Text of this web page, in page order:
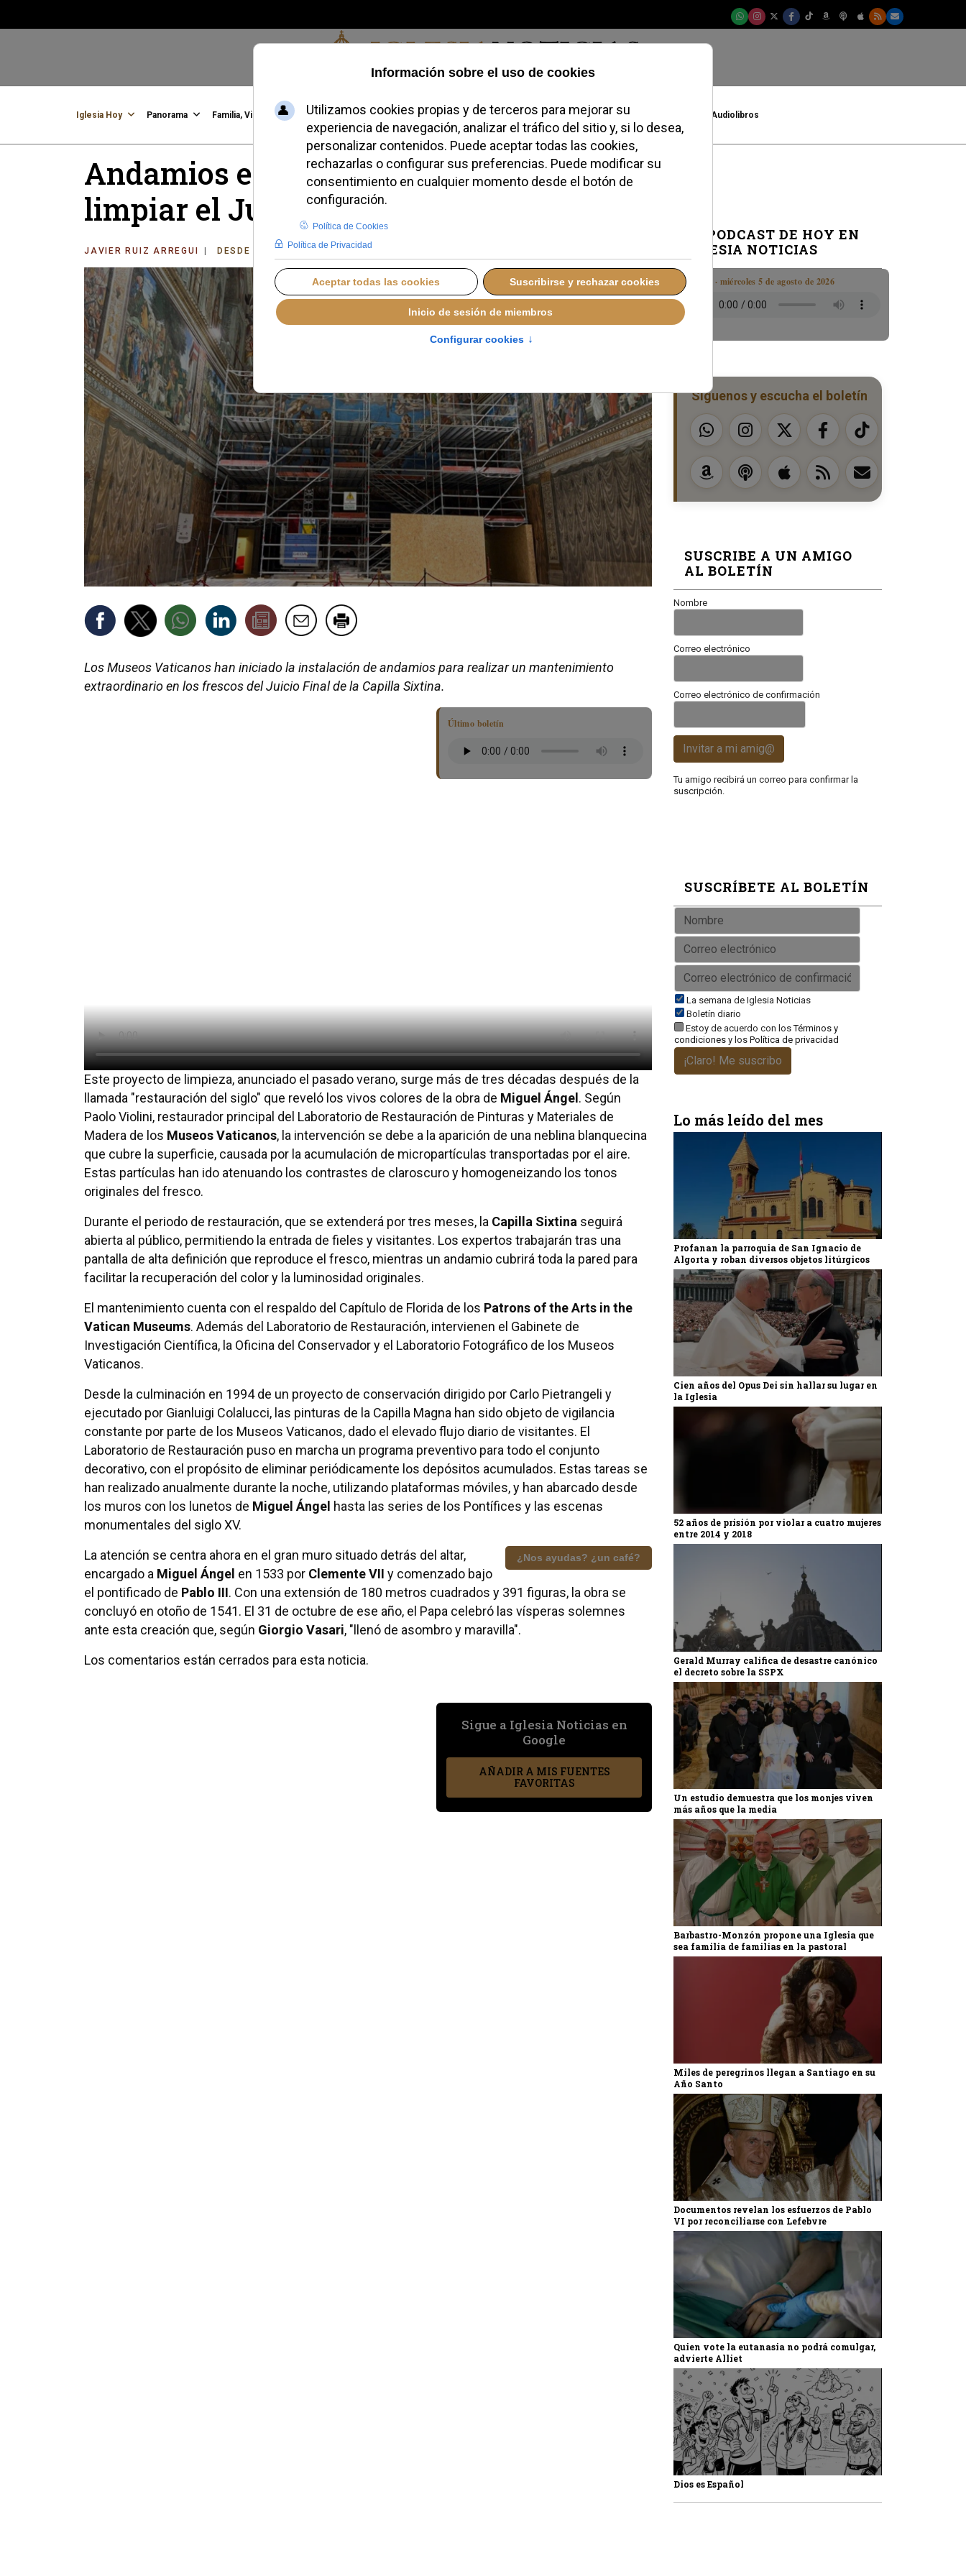
Viernes, 07 de agosto de 2026
Iglesia Hoy Panorama Familia, Vida, Identidad Credofobiómetro Blogs Temas Buscar #JovenesConFe Podcast Audiolibros
Andamios en la Capilla Sixtina para
limpiar el Juicio Final
JAVIER RUIZ ARREGUI DESDE EL VATICANO LUNES, 02 FEBRERO 2026 18:35
Los Museos Vaticanos han iniciado la instalación de andamios para realizar un mantenimiento
extraordinario en los frescos del Juicio Final de la Capilla Sixtina.
Último boletín
Este proyecto de limpieza, anunciado el pasado verano, surge más de tres décadas después de la
llamada "restauración del siglo" que reveló los vivos colores de la obra de Miguel Ángel . Según
Paolo Violini, restaurador principal del Laboratorio de Restauración de Pinturas y Materiales de
Madera de los Museos Vaticanos, la intervención se debe a la aparición de una neblina blanquecina
que cubre la superficie, causada por la acumulación de micropartículas transportadas por el aire.
Estas partículas han ido atenuando los contrastes de claroscuro y homogeneizando los tonos
originales del fresco.
Durante el periodo de restauración, que se extenderá por tres meses, la Capilla Sixtina seguirá
abierta al público, permitiendo la entrada de fieles y visitantes. Los expertos trabajarán tras una
pantalla de alta definición que reproduce el fresco, mientras un andamio cubrirá toda la pared para
facilitar la recuperación del color y la luminosidad originales.
El mantenimiento cuenta con el respaldo del Capítulo de Florida de los Patrons of the Arts in the
Vatican Museums. Además del Laboratorio de Restauración, intervienen el Gabinete de
Investigación Científica, la Oficina del Conservador y el Laboratorio Fotográfico de los Museos
Vaticanos.
Desde la culminación en 1994 de un proyecto de conservación dirigido por Carlo Pietrangeli y
ejecutado por Gianluigi Colalucci, las pinturas de la Capilla Magna han sido objeto de vigilancia
constante por parte de los Museos Vaticanos, dado el elevado flujo diario de visitantes. El
Laboratorio de Restauración puso en marcha un programa preventivo para todo el conjunto
decorativo, con el propósito de eliminar periódicamente los depósitos acumulados. Estas tareas se
han realizado anualmente durante la noche, utilizando plataformas móviles, y han abarcado desde
los muros con los lunetos de Miguel Ángel hasta las series de los Pontífices y las escenas
monumentales del siglo XV.
¿Nos ayudas? ¿un café?
La atención se centra ahora en el gran muro situado detrás del altar,
encargado a Miguel Ángel en 1533 por Clemente VII y comenzado bajo
el pontificado de Pablo III. Con una extensión de 180 metros cuadrados y 391 figuras, la obra se
concluyó en otoño de 1541. El 31 de octubre de ese año, el Papa celebró las vísperas solemnes
ante esta creación que, según Giorgio Vasari, "llenó de asombro y maravilla".
Los comentarios están cerrados para esta noticia.
Sigue a Iglesia Noticias en
Google
AÑADIR A MIS FUENTES
FAVORITAS
EL PODCAST DE HOY EN
IGLESIA NOTICIAS
Boletín · miércoles 5 de agosto de 2026
Síguenos y escucha el boletín
SUSCRIBE A UN AMIGO
AL BOLETÍN
Nombre
Correo electrónico
Correo electrónico de confirmación
Invitar a mi amig@
Tu amigo recibirá un correo para confirmar la
suscripción.
SUSCRÍBETE AL BOLETÍN
La semana de Iglesia Noticias
Boletín diario
Estoy de acuerdo con losTérminos y
condiciones y los Política de privacidad
¡Claro! Me suscribo
Lo más leído del mes
Profanan la parroquia de San Ignacio de
Algorta y roban diversos objetos litúrgicos
Cien años del Opus Dei sin hallar su lugar en
la Iglesia
52 años de prisión por violar a cuatro mujeres
entre 2014 y 2018
Gerald Murray califica de desastre canónico
el decreto sobre la SSPX
Un estudio demuestra que los monjes viven
más años que la media
Barbastro-Monzón propone una Iglesia que
sea familia de familias en la pastoral
Miles de peregrinos llegan a Santiago en su
Año Santo
Documentos revelan los esfuerzos de Pablo
VI por reconciliarse con Lefebvre
Quien vote la eutanasia no podrá comulgar,
advierte Alliet
Dios es Español